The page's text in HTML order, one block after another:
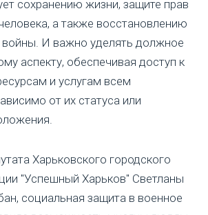
сохранению жизни, защите прав
а также восстановлению
И важно уделять должное
аспекту, обеспечивая доступ к
и услугам всем
от их статуса или
Харьковского городского
"Успешный Харьков" Светланы
социальная защита в военное